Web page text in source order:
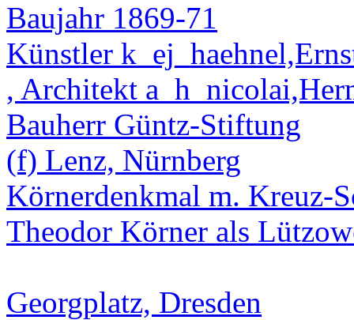
Baujahr 1869-71
Künstler
, Architekt
Bauherr Güntz-Stiftung
(f) Lenz, Nürnberg
Körnerdenkmal m. Kreuz-
Theodor Körner als
Georgplatz, Dresden